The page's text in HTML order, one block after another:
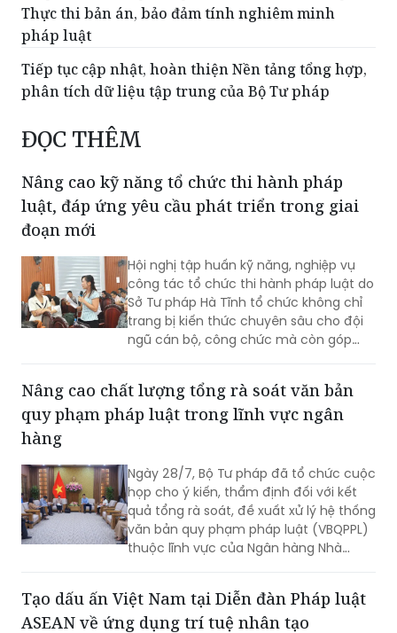
Thực thi bản án, bảo đảm tính nghiêm minh
pháp luật
Tiếp tục cập nhật, hoàn thiện Nền tảng tổng hợp,
phân tích dữ liệu tập trung của Bộ Tư pháp
ĐỌC THÊM
Nâng cao kỹ năng tổ chức thi hành pháp
luật, đáp ứng yêu cầu phát triển trong giai
đoạn mới
Hội nghị tập huấn kỹ năng, nghiệp vụ
công tác tổ chức thi hành pháp luật do
Sở Tư pháp Hà Tĩnh tổ chức không chỉ
trang bị kiến thức chuyên sâu cho đội
ngũ cán bộ, công chức mà còn góp
pháp luật, đáp ứng yêu cầu đổi mới
công tác xây dựng và thi hành pháp
Nâng cao chất lượng tổng rà soát văn bản
quy phạm pháp luật trong lĩnh vực ngân
hàng
Ngày 28/7, Bộ Tư pháp đã tổ chức cuộc
họp cho ý kiến, thẩm định đối với kết
quả tổng rà soát, đề xuất xử lý hệ thống
văn bản quy phạm pháp luật (VBQPPL)
thuộc lĩnh vực của Ngân hàng Nhà
Chi Lan chủ trì cuộc họp.
Tạo dấu ấn Việt Nam tại Diễn đàn Pháp luật
ASEAN về ứng dụng trí tuệ nhân tạo